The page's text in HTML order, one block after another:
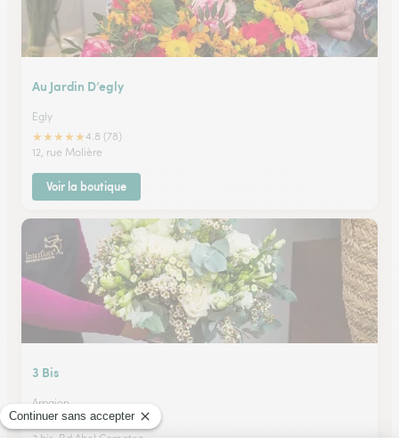
Au Jardin D’egly
Egly
★★★★★4.8 (78)
12, rue Molière
Voir la boutique
3 Bis
Arpajon
★★★★★ 4.7 (93)
3 bis, Bd Abel Cornaton